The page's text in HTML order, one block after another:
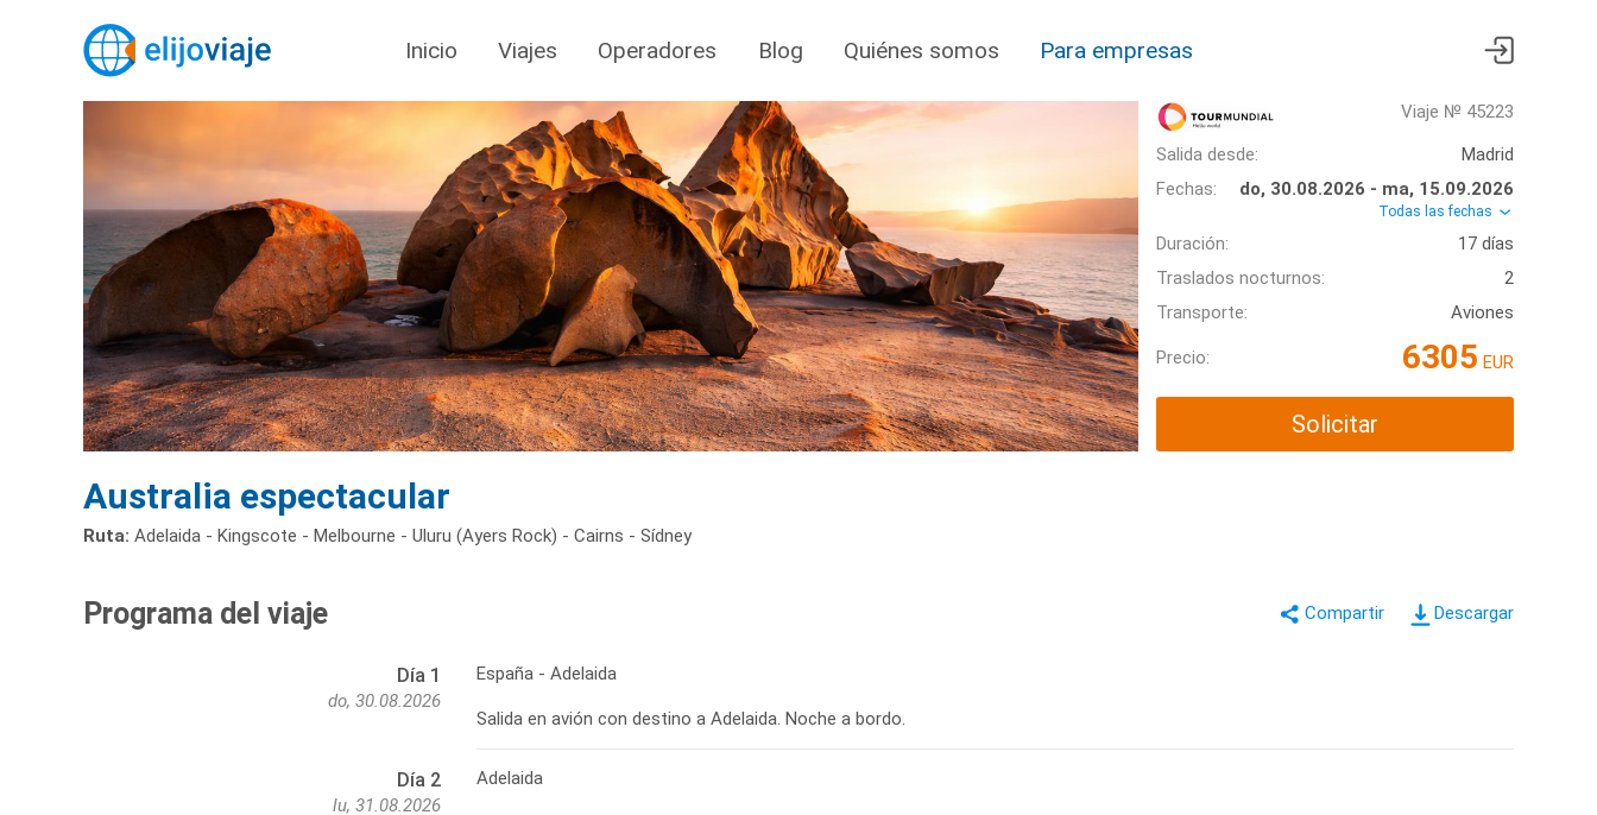
Inicio Viajes Operadores Blog Quiénes somos Para empresas
Viaje № 45223
Salida desde:
Madrid
Fechas:
do, 30.08.2026 - ma, 15.09.2026
Todas las fechas
Duración:
17 días
Traslados nocturnos:
2
Transporte:
Aviones
Precio: 6305 EUR
Solicitar
Australia espectacular
Ruta: Adelaida - Kingscote - Melbourne - Uluru (Ayers Rock) - Cairns - Sídney
Descargar
Programa del viaje
Día 1
do, 30.08.2026
España - Adelaida
Salida en avión con destino a Adelaida. Noche a bordo.
Día 2
lu, 31.08.2026
Adelaida